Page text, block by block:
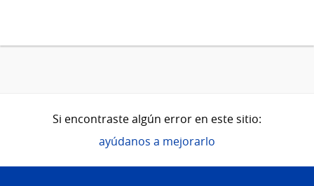
Si encontraste algún error en este sitio:
ayúdanos a mejorarlo